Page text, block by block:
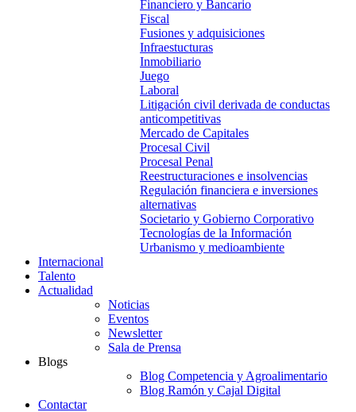
Financiero y Bancario
Fiscal
Fusiones y adquisiciones
Infraestucturas
Inmobiliario
Juego
Laboral
Litigación civil derivada de conductas
anticompetitivas
Mercado de Capitales
Procesal Civil
Procesal Penal
Reestructuraciones e insolvencias
Regulación financiera e inversiones
alternativas
Societario y Gobierno Corporativo
Tecnologías de la Información
Urbanismo y medioambiente
Internacional
Talento
Actualidad
Noticias
Eventos
Newsletter
Sala de Prensa
Blogs
Blog Competencia y Agroalimentario
Blog Ramón y Cajal Digital
Contactar